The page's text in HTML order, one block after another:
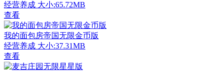
经营养成 大小:65.72MB
查看
我的面包房帝国无限金币版
经营养成 大小:37.31MB
查看